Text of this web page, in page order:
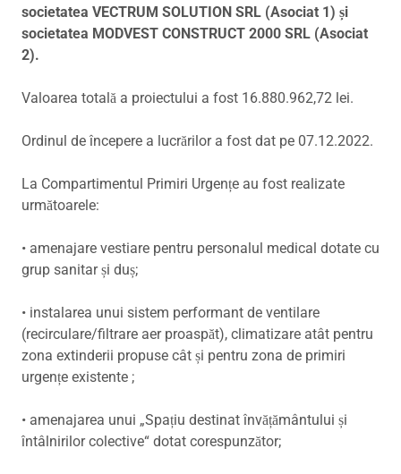
societatea VECTRUM SOLUTION SRL (Asociat 1) și
societatea MODVEST CONSTRUCT 2000 SRL (Asociat
2).
Valoarea totală a proiectului a fost 16.880.962,72 lei.
Ordinul de începere a lucrărilor a fost dat pe 07.12.2022.
La Compartimentul Primiri Urgențe au fost realizate
următoarele:
• amenajare vestiare pentru personalul medical dotate cu
grup sanitar și duș;
• instalarea unui sistem performant de ventilare
(recirculare/filtrare aer proaspăt), climatizare atât pentru
zona extinderii propuse cât și pentru zona de primiri
urgențe existente ;
• amenajarea unui „Spațiu destinat învățământului și
întâlnirilor colective“ dotat corespunzător;